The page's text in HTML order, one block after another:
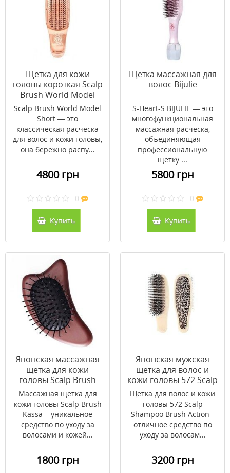
Щетка для кожи
головы короткая Scalp
Brush World Model
Розовое золото (без
упаковки)
Scalp Brush World Model
Short — это
классическая расческа
для волос и кожи головы,
она бережно распу...
4800 грн
0
Купить
Щетка массажная для
волос Bijulie
S-Heart-S BIJULIE — это
многофункциональная
массажная расческа,
объединяющая
профессиональную
щетку ...
5800 грн
0
Купить
Японская массажная
щетка для кожи
головы Scalp Brush
Kassa Wooden
Массажная щетка для
кожи головы Scalp Brush
Kassa – уникальное
средство по уходу за
волосами и кожей...
1800 грн
Японская мужская
щетка для волос и
кожи головы 572 Scalp
Shampoo Brush Action
Щетка для волос и кожи
головы 572 Scalp
Shampoo Brush Action -
отличное средство по
уходу за волосам...
3200 грн